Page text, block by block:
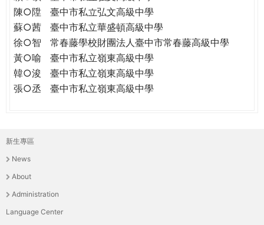
陳○陞
臺中市私立弘文高級中學
蘇○茜
臺中市私立華盛頓高級中學
徐○智
常春藤學校財團法人臺中市常春藤高級中學
黃○喻
臺中市私立嶺東高級中學
韓○浚
臺中市私立嶺東高級中學
張○丞
臺中市私立嶺東高級中學
主
選
單
新生專區
News
About
Administration
Language Center